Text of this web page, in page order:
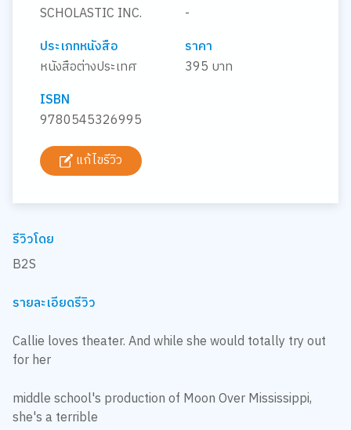
SCHOLASTIC INC.
-
ประเภทหนังสือ
หนังสือต่างประเทศ
ราคา
395 บาท
ISBN
9780545326995
แก้ไขรีวิว
รีวิวโดย
B2S
รายละเอียดรีวิว
Callie loves theater. And while she would totally try out
for her
middle school's production of Moon Over Mississippi,
she's a terrible